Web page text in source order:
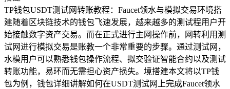
TP钱包USDT测试网转账教程：Faucet领水与模拟交易环境搭
建随着区块链技术的钱包飞速发展，越来越多的测试程用户开
始接触数字资产交易。而在正式进行主网操作前，网转利用测
试网进行模拟交易是账教一个非常重要的步骤。通过测试网，
水模用户可以熟悉钱包操作流程、拟交验证智能合约以及测试
转账功能，易环而无需担心资产损失。境搭建本文将以TP钱
包为例，钱包详细讲解如何在USDT测试网上完成Faucet领水